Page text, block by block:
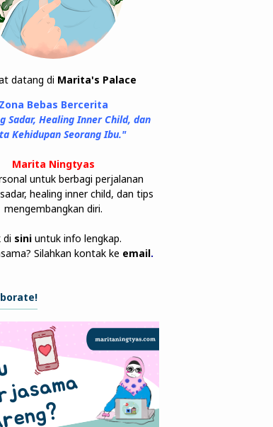
datang di Marita's Palace
Zona Bebas Bercerita
Sadar, Healing Inner Child, dan
Kehidupan Seorang Ibu."
Marita Ningtyas
untuk berbagi perjalanan
healing inner child, dan tips
mengembangkan diri.
di sini untuk info lengkap.
Silahkan kontak ke email.